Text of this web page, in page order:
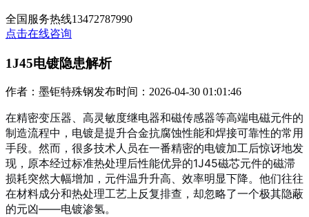
全国服务热线13472787990
点击在线咨询
1J45电镀隐患解析
作者：墨钜特殊钢发布时间：2026-04-30 01:01:46
在精密变压器、高灵敏度继电器和磁传感器等高端电磁元件的
制造流程中，电镀是提升合金抗腐蚀性能和焊接可靠性的常用
手段。然而，很多技术人员在一番精密的电镀加工后惊讶地发
现，原本经过标准热处理后性能优异的1J45磁芯元件的磁滞
损耗突然大幅增加，元件温升升高、效率明显下降。他们往往
在材料成分和热处理工艺上反复排查，却忽略了一个极其隐蔽
的元凶——电镀渗氢。